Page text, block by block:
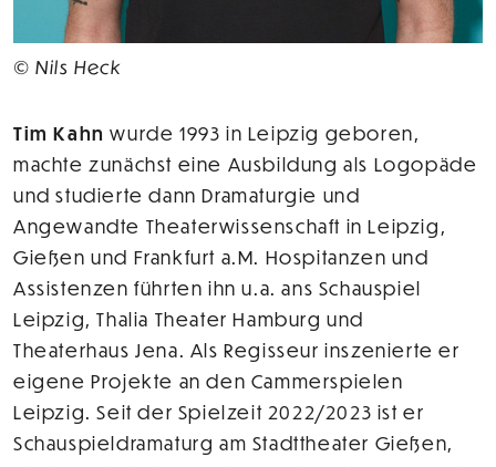
© Nils Heck
Tim Kahnwurde 1993 in Leipzig geboren,
machte zunächst eine Ausbildung als Logopäde
und studierte dann Dramaturgie und
Angewandte Theaterwissenschaft in Leipzig,
Gießen und Frankfurt a.M. Hospitanzen und
Assistenzen führten ihn u.a. ans Schauspiel
Leipzig, Thalia Theater Hamburg und
Theaterhaus Jena. Als Regisseur inszenierte er
eigene Projekte an den Cammerspielen
Leipzig. Seit der Spielzeit 2022/2023 ist er
Schauspieldramaturg am Stadttheater Gießen,